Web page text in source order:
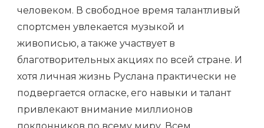
человеком. В свободное время талантливый
спортсмен увлекается музыкой и
живописью, а также участвует в
благотворительных акциях по всей стране. И
хотя личная жизнь Руслана практически не
подвергается огласке, его навыки и талант
привлекают внимание миллионов